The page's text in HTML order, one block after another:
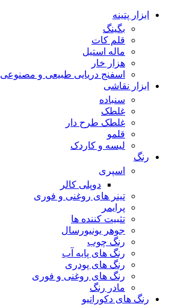
ابزار پتینه
بگینگ
قلم کات
ماله استیل
هزار خار
اسفنج دریایی طبیعی و مصنوعی
ابزار نقاشی
سنباده
غلطک
غلطک طرح دار
قلمو
لیسه و کاردک
رنگ
اسپری
دوپلی کالر
تینر های روغنی و فوری
پرایمر
تثبیت کننده ها
جوهر یونیورسال
رنگ چوب
رنگ‌ های پایه آب
رنگ های پودری
رنگ‌ های روغنی و فوری
مادر رنگ
رنگ های دکوراتیو